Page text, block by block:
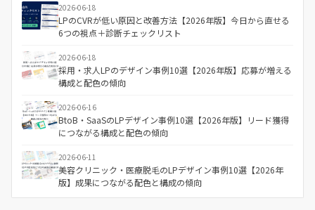
2026-06-18
LPのCVRが低い原因と改善方法【2026年版】今日から直せる
6つの視点＋診断チェックリスト
2026-06-18
採用・求人LPのデザイン事例10選【2026年版】応募が増える
構成と配色の傾向
2026-06-16
BtoB・SaaSのLPデザイン事例10選【2026年版】リード獲得
につながる構成と配色の傾向
2026-06-11
美容クリニック・医療脱毛のLPデザイン事例10選【2026年
版】成果につながる配色と構成の傾向